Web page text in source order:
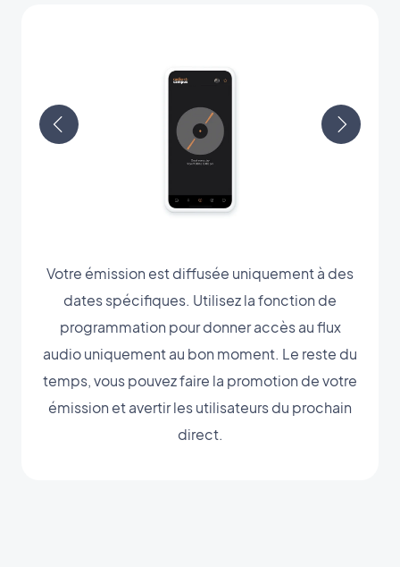
Votre émission est diffusée uniquement à des
dates spécifiques. Utilisez la fonction de
programmation pour donner accès au flux
audio uniquement au bon moment. Le reste du
temps, vous pouvez faire la promotion de votre
émission et avertir les utilisateurs du prochain
direct.